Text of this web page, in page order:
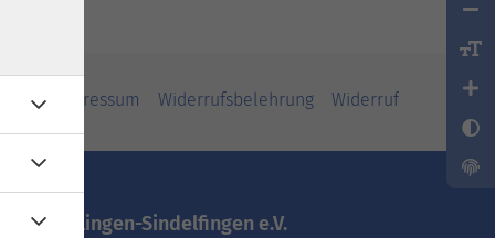
Impressum Widerrufsbelehrung Widerruf
vhs.Böblingen-Sindelfingen e.V.